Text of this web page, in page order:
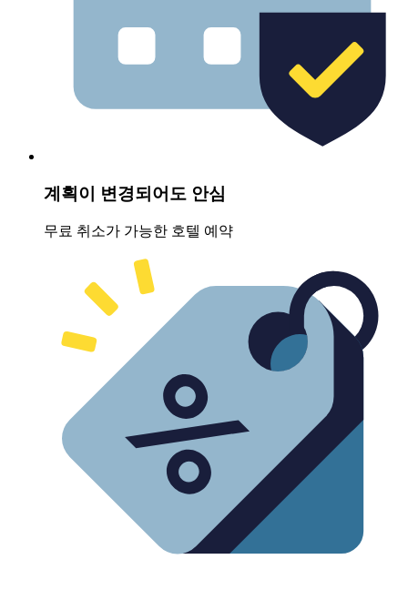
계획이 변경되어도 안심
무료 취소가 가능한 호텔 예약